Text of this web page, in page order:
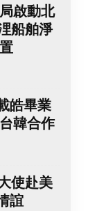
啟動北
船舶淨
皓畢業
韓合作
使赴美
誼